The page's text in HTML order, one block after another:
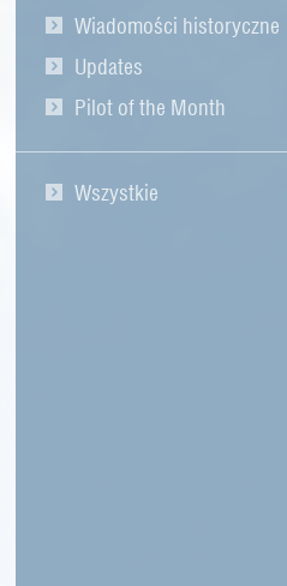
Wiadomości historyczne
Updates
Pilot of the Month
Wszystkie